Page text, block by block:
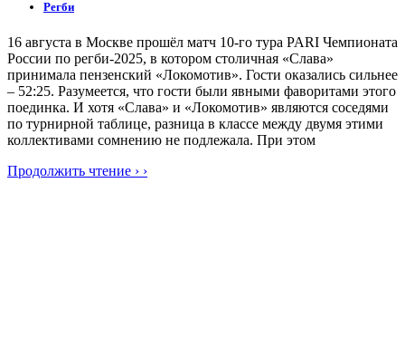
Регби
16 августа в Москве прошёл матч 10-го тура PARI Чемпионата
России по регби-2025, в котором столичная «Слава»
принимала пензенский «Локомотив». Гости оказались сильнее
– 52:25. Разумеется, что гости были явными фаворитами этого
поединка. И хотя «Слава» и «Локомотив» являются соседями
по турнирной таблице, разница в классе между двумя этими
коллективами сомнению не подлежала. При этом
Продолжить чтение › ›